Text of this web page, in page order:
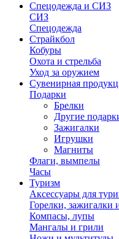
Спецодежда и СИЗ
СИЗ
Спецодежда
Страйкбол
Кобуры
Охота и стрельба
Уход за оружием
Сувенирная
Подарки
Брелки
Другие
Зажигалки
Игрушки
Магниты
Флаги, вымпелы
Часы
Туризм
Аксессуары для
Горелки, зажигалки
Компасы, лупы
Мангалы и грили